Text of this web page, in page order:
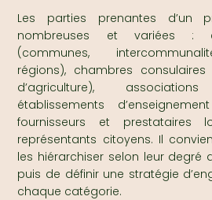
Les parties prenantes d’un
nombreuses et variées :
(communes,
régions), chambres consulaires
d’agriculture),
établissements
fournisseurs et prestataires
représentants citoyens. Il
les hiérarchiser selon leur degré
puis de définir une stratégie
chaque catégorie.